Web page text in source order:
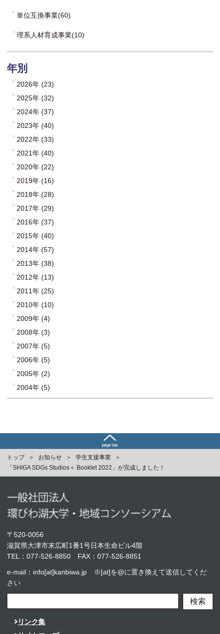
単位互換事業(60)
理系人材育成事業(10)
年別
2026年 (23)
2025年 (32)
2024年 (37)
2023年 (40)
2022年 (33)
2021年 (40)
2020年 (22)
2019年 (16)
2018年 (28)
2017年 (29)
2016年 (37)
2015年 (40)
2014年 (57)
2013年 (38)
2012年 (13)
2011年 (25)
2010年 (10)
2009年 (4)
2008年 (3)
2007年 (5)
2006年 (5)
2005年 (2)
2004年 (5)
トップ お知らせ
学生支援事業
「SHIGA SDGs Studios＋ Booklet 2022」が完成しました！
〒520-0056
滋賀県大津市末広町1番1号日本生命ビル4階
TEL： 077-526-8850 FAX：077-526-8851
e-mail：info[at]kanbiwa.jp ※[at]を@に置き換えて送信してくだ
さい
検索
リンク集